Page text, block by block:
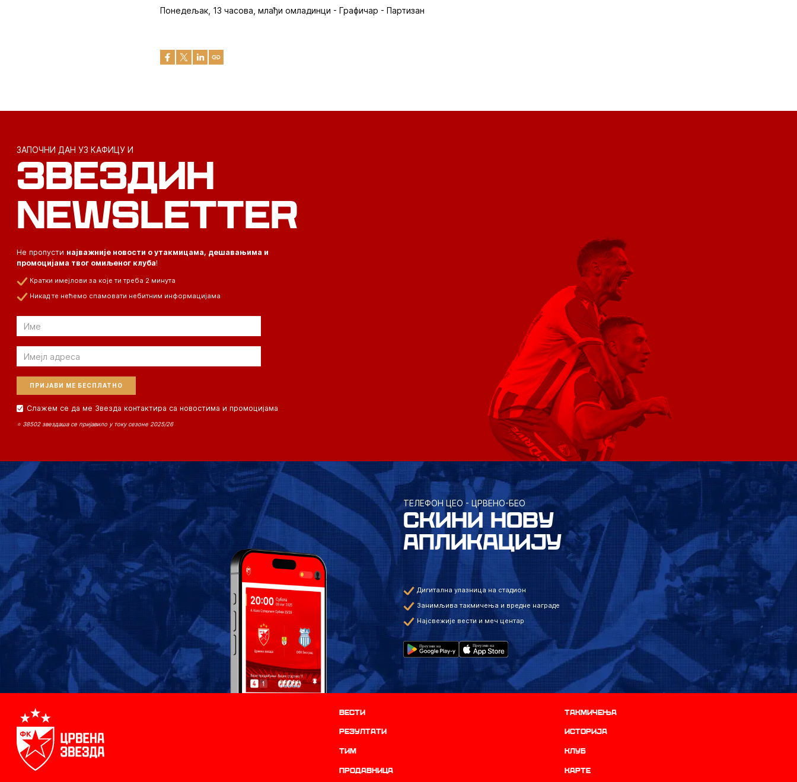
Понедељак, 13 часова, млађи омладинци - Графичар - Партизан
ЗАПОЧНИ ДАН УЗ КАФИЦУ И
ЗВЕЗДИН
NEWSLETTER
Не пропусти најважније новости о утакмицама, дешавањима и
промоцијама твог омиљеног клуба!
Кратки имејлови за које ти треба 2 минута
Никад те нећемо спамовати небитним информацијама
Email
Email
Слажем се да ме Звезда контактира са новостима и промоцијама
⭐ 38502 звездаша се пријавило у току сезоне 2025/26
ТЕЛЕФОН ЦЕО - ЦРВЕНО-БЕО
СКИНИ НОВУ
АПЛИКАЦИЈУ
Дигитална улазница на стадион
Занимљива такмичења и вредне награде
Најсвежије вести и меч центар
Вести Такмичења
резултати историја
ТИМ Клуб
продавница Карте